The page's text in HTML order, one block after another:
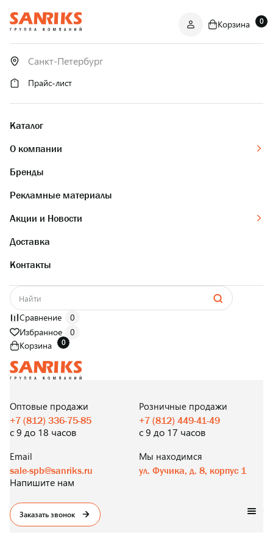
ОПТОМ
И В РОЗНИЦУ
Корзина 0
Прайс-лист
Каталог
О компании
Бренды
Рекламные материалы
Акции и Новости
Доставка
Контакты
Сравнение
0
Избранное
0
Корзина
0
И В РОЗНИЦУ
Оптовые продажи
+7 (812) 336-75-85
с 9 до 18 часов
Розничные продажи
+7 (812) 449-41-49
с 9 до 17 часов
Email
sale-spb@sanriks.ru
Напишите нам
Мы находимся
ул. Фучика, д. 8, корпус 1
Заказать звонок